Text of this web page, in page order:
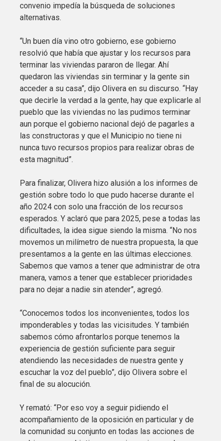
convenio impedía la búsqueda de soluciones
alternativas.
“Un buen día vino otro gobierno, ese gobierno
resolvió que había que ajustar y los recursos para
terminar las viviendas pararon de llegar. Ahí
quedaron las viviendas sin terminar y la gente sin
acceder a su casa”, dijo Olivera en su discurso. “Hay
que decirle la verdad a la gente, hay que explicarle al
pueblo que las viviendas no las pudimos terminar
aun porque el gobierno nacional dejó de pagarles a
las constructoras y que el Municipio no tiene ni
nunca tuvo recursos propios para realizar obras de
esta magnitud”.
Para finalizar, Olivera hizo alusión a los informes de
gestión sobre todo lo que pudo hacerse durante el
año 2024 con solo una fracción de los recursos
esperados. Y aclaró que para 2025, pese a todas las
dificultades, la idea sigue siendo la misma. “No nos
movemos un milímetro de nuestra propuesta, la que
presentamos a la gente en las últimas elecciones.
Sabemos que vamos a tener que administrar de otra
manera, vamos a tener que establecer prioridades
para no dejar a nadie sin atender”, agregó.
“Conocemos todos los inconvenientes, todos los
imponderables y todas las vicisitudes. Y también
sabemos cómo afrontarlos porque tenemos la
experiencia de gestión suficiente para seguir
atendiendo las necesidades de nuestra gente y
escuchar la voz del pueblo”, dijo Olivera sobre el
final de su alocución.
Y remató: “Por eso voy a seguir pidiendo el
acompañamiento de la oposición en particular y de
la comunidad su conjunto en todas las acciones de